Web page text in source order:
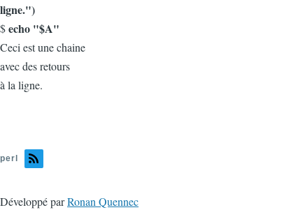
ligne.")
$echo "$A"
Ceci est une chaine
avec des retours
à la ligne.
perl
Développé parRonan Quennec